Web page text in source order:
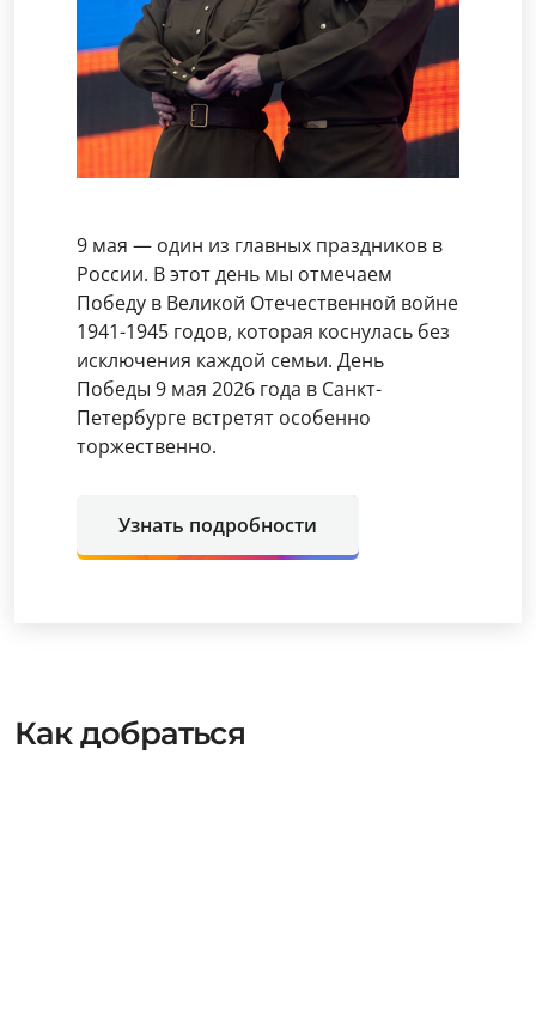
9 мая — один из главных праздников в
России. В этот день мы отмечаем
Победу в Великой Отечественной войне
1941-1945 годов, которая коснулась без
исключения каждой семьи. День
Победы 9 мая 2026 года в Санкт-
Петербурге встретят особенно
торжественно.
Узнать подробности
Как добраться